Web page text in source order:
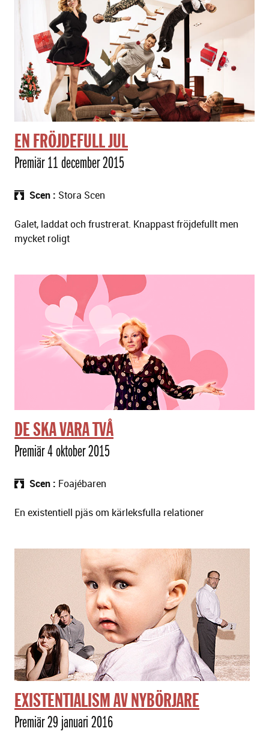
EN FRÖJDEFULL JUL
Premiär 11 december 2015
Scen Stora Scen
Galet, laddat och frustrerat. Knappast fröjdefullt men
mycket roligt
DE SKA VARA TVÅ
Premiär 4 oktober 2015
Scen Foajébaren
En existentiell pjäs om kärleksfulla relationer
EXISTENTIALISM AV NYBÖRJARE
Premiär 29 januari 2016